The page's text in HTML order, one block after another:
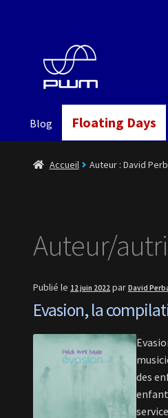
navigation
contenu
Blog Floating Days
Accueil Auteur : David
Auteur/
Publié le 12 juin 2022 par David
Evasion, la
des